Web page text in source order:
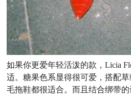
如果你更爱年轻活泼的款，Licia
适。糖果色系显得很可爱，搭配
毛拖鞋都很适合。而且结合绑带